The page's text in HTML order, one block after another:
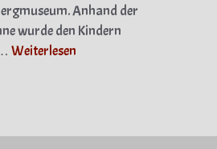
Anhand der
wurde den Kindern
Weiterlesen